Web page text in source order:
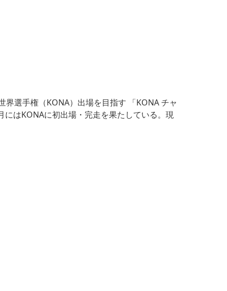
選手権（KONA）出場を目指す 「KONA チャ
はKONAに初出場・完走を果たしている。現